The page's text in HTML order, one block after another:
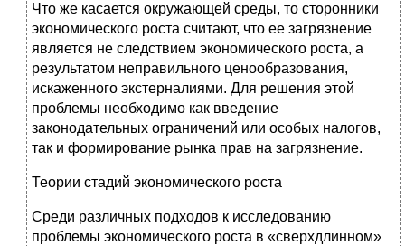
Что же касается окружающей среды, то сторонники
экономического роста считают, что ее загрязнение
является не следствием экономического роста, а
результатом неправильного ценообразования,
искаженного экстерналиями. Для решения этой
проблемы необходимо как введение
законодательных ограничений или особых налогов,
так и формирование рынка прав на загрязнение.
Теории стадий экономического роста
Среди различных подходов к исследованию
проблемы экономического роста в «сверхдлинном»